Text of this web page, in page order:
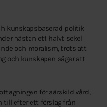
kunskapsbaserad politik
nästan ett halvt sekel
och moralism, trots att
och kunskapen säger att
för särskild vård,
till efter ett förslag från